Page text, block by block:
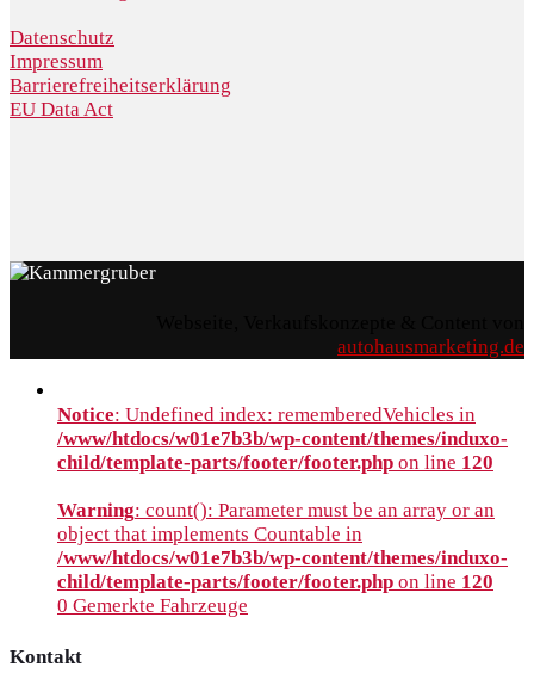
Datenschutz
Impressum
Barrierefreiheitserklärung
EU Data Act
autohausmarketing.de
Notice: Undefined index: rememberedVehicles in
/www/htdocs/w01e7b3b/wp-content/themes/induxo-
child/template-parts/footer/footer.php on line 120
Warning: count(): Parameter must be an array or an
object that implements Countable in
/www/htdocs/w01e7b3b/wp-content/themes/induxo-
child/template-parts/footer/footer.php on line 120
0 Gemerkte Fahrzeuge
Kontakt